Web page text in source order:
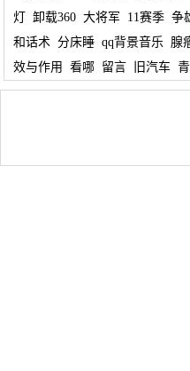
灯
卸载360 大将军 11赛季 争
和话术 分床睡 qq背景音乐 腺
效与作用
看哪 留言 旧汽车